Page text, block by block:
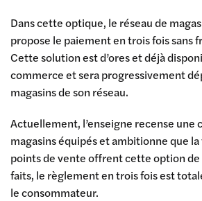
Dans cette optique, le réseau de
propose le paiement en trois fois sans
Cette solution est d’ores et déjà
commerce et sera progressivement
magasins de son réseau.
Actuellement, l’enseigne recense une
magasins équipés et ambitionne que
points de vente offrent cette option de
faits, le règlement en trois fois est
le consommateur.